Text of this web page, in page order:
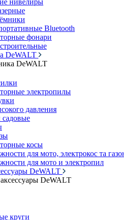
нивелиры
Bluetooth
фонари
DeWALT
DeWALT
электропилы
давления
косы
для мото, электрокос та
для мото и электропил
DeWALT
DeWALT
круги